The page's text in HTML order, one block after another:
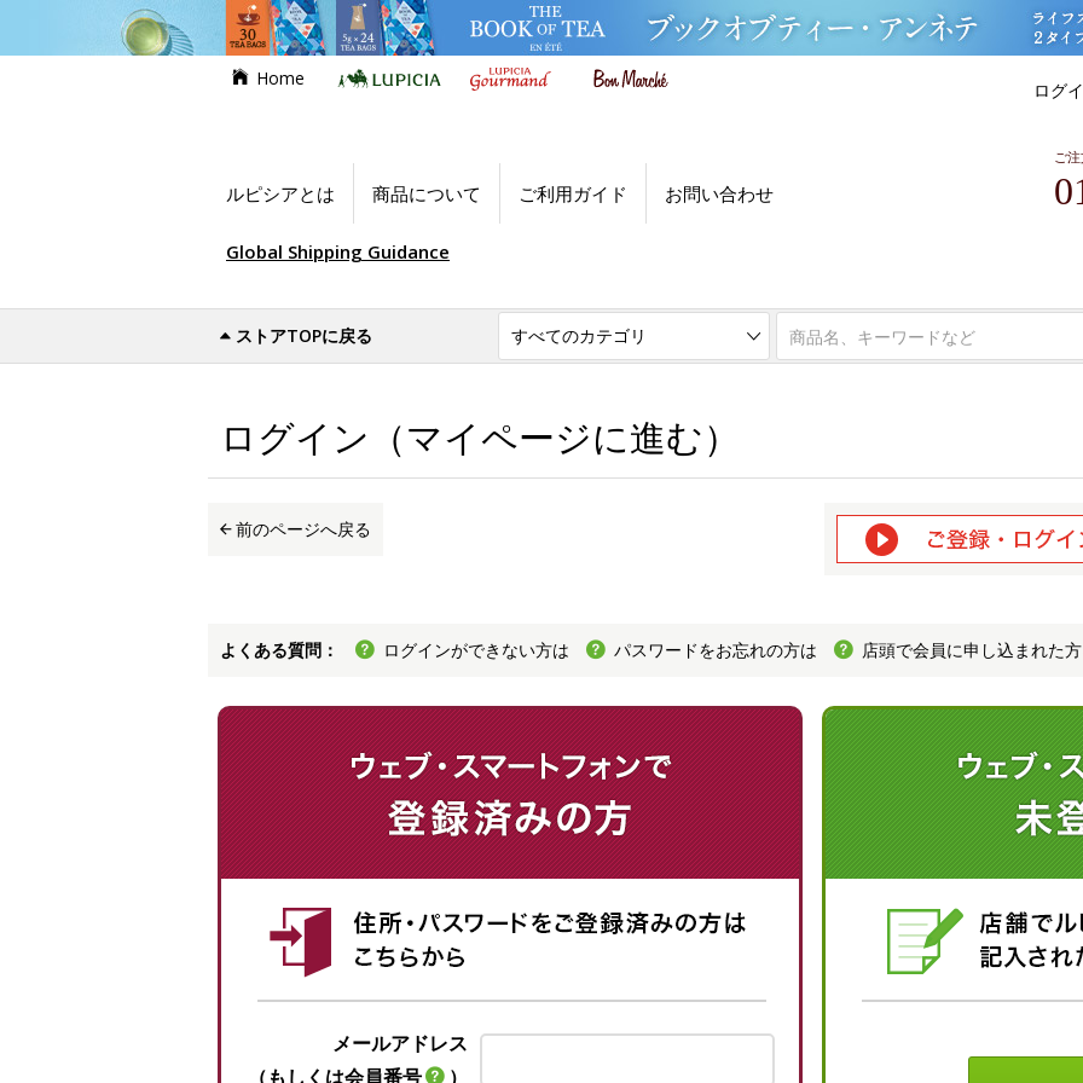
Home
ログ
ルピシアとは 商品について ご利用ガイド お問い合わせ
ご
Global Shipping Guidance
ストアTOPに戻る
世界のお茶専門店ルピシア ログイン（マイページに進む）
ログイン（マイページに進む）
前のページへ戻る
よくある質問： ログインができない方は パスワードをお忘れの方は 店頭で会員に申し込まれた
メールアドレス
（もしくは会員番号
）